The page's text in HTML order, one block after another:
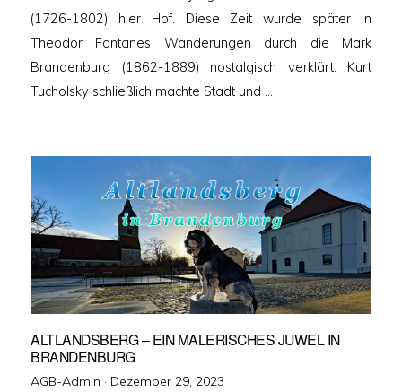
(1726-1802) hier Hof. Diese Zeit wurde später in
Theodor Fontanes Wanderungen durch die Mark
Brandenburg (1862-1889) nostalgisch verklärt. Kurt
Tucholsky schließlich machte Stadt und …
ALTLANDSBERG – EIN MALERISCHES JUWEL IN
BRANDENBURG
AGB-Admin · Veröffentlicht
Dezember 29, 2023